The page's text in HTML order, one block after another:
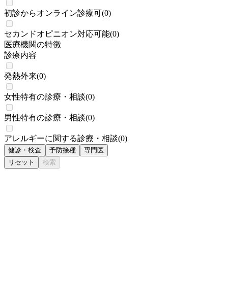
初診からオンライン診療可(0)
セカンドオピニオン対応可能(0)
医療機関の特徴
診療内容
発熱外来(0)
女性特有の診療・相談(0)
男性特有の診療・相談(0)
アレルギーに関する診療・相談(0)
健診・検査 予防接種
専門医
リセット
検索